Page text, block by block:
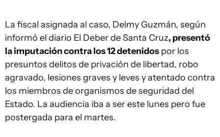
La fiscal asignada al caso, Delmy Guzmán, según
informó el diario El Deber de Santa Cruz, presentó
la imputación contra los 12 detenidos por los
presuntos delitos de privación de libertad, robo
agravado, lesiones graves y leves y atentado contra
los miembros de organismos de seguridad del
Estado. La audiencia iba a ser este lunes pero fue
postergada para el martes.